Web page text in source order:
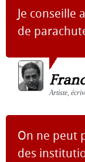
Je conseille
de
Artiste,
On ne peut
des